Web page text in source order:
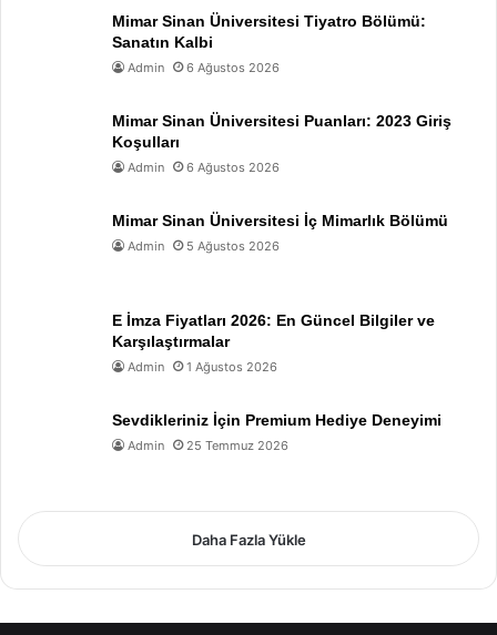
Mimar Sinan Üniversitesi Tiyatro Bölümü:
Sanatın Kalbi
Admin 6 Ağustos 2026
Mimar Sinan Üniversitesi Puanları: 2023 Giriş
Koşulları
Admin 6 Ağustos 2026
Mimar Sinan Üniversitesi İç Mimarlık Bölümü
Admin 5 Ağustos 2026
E İmza Fiyatları 2026: En Güncel Bilgiler ve
Karşılaştırmalar
Admin 1 Ağustos 2026
Sevdikleriniz İçin Premium Hediye Deneyimi
Admin 25 Temmuz 2026
Daha Fazla Yükle